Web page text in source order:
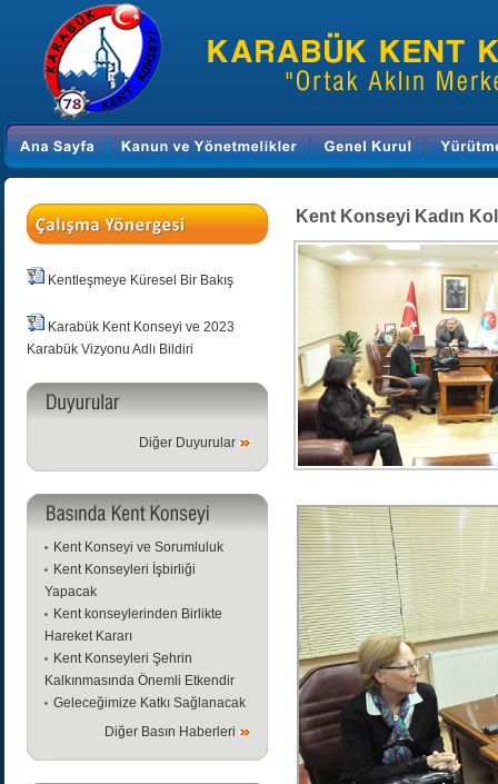
Kentleşmeye Küresel Bir Bakış
Karabük Kent Konseyi ve 2023
Karabük Vizyonu Adlı Bildiri
Diğer Duyurular
Kent Konseyi ve Sorumluluk
Kent Konseyleri İşbirliği
Yapacak
Kent konseylerinden Birlikte
Hareket Kararı
Kent Konseyleri Şehrin
Kalkınmasında Önemli Etkendir
Geleceğimize Katkı Sağlanacak
Diğer Basın Haberleri
Kent Konseyi Kadın